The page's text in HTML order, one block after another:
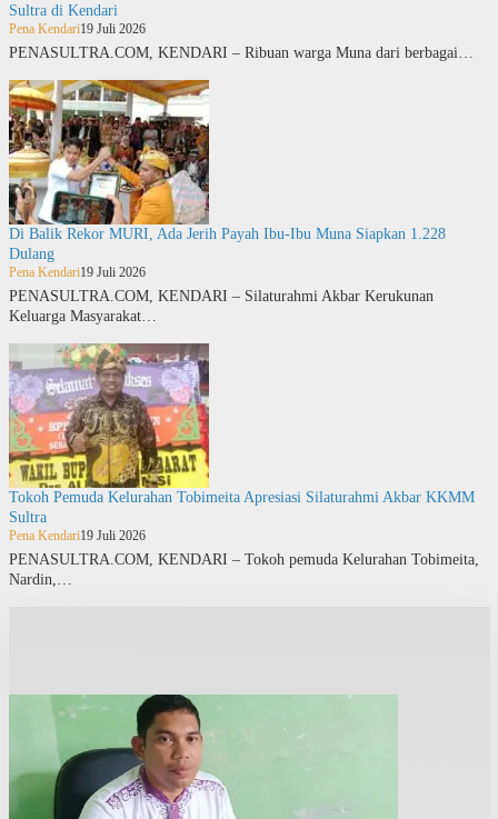
Sultra di Kendari
Pena Kendari19 Juli 2026
PENASULTRA.COM, KENDARI – Ribuan warga Muna dari berbagai…
Di Balik Rekor MURI, Ada Jerih Payah Ibu-Ibu Muna Siapkan 1.228
Dulang
Pena Kendari19 Juli 2026
PENASULTRA.COM, KENDARI – Silaturahmi Akbar Kerukunan
Keluarga Masyarakat…
Tokoh Pemuda Kelurahan Tobimeita Apresiasi Silaturahmi Akbar KKMM
Sultra
Pena Kendari19 Juli 2026
PENASULTRA.COM, KENDARI – Tokoh pemuda Kelurahan Tobimeita,
Nardin,…